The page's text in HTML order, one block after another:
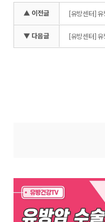
▲ 이전글 [유방센터]
▼ 다음글 [유방센터]